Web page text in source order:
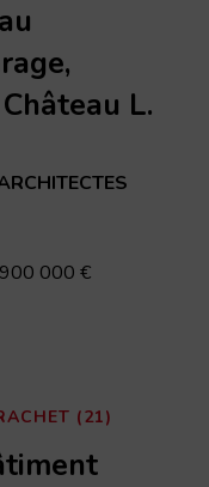
L.
000 €
(21)